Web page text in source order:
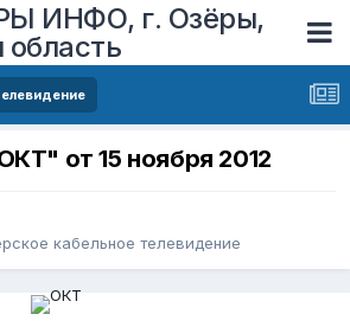
ИНФО, г. Озёры,
от 15 ноября 2012
кабельное телевидение